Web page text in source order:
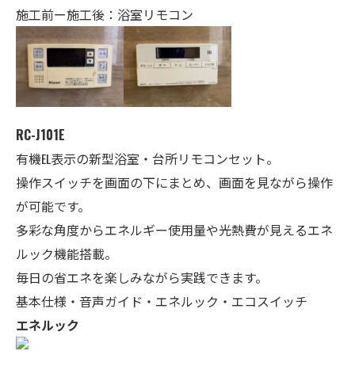
施工前ー施工後：浴室リモコン
RC-J101E
有機EL表示の新型浴室・台所リモコンセット。
操作スイッチを画面の下にまとめ、画面を見ながら操作
が可能です。
多彩な角度からエネルギー使用量や光熱費が見えるエネ
ルック機能搭載。
毎日の省エネを楽しみながら実践できます。
基本仕様・音声ガイド・エネルック・エコスイッチ
エネルック